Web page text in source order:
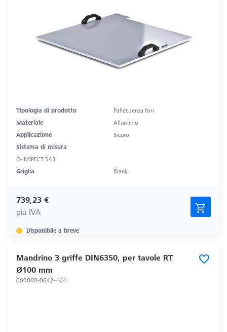
Tipologia di prodotto
Pallet senza fori
Materiale
Alluminio
Applicazione
Sicuro
Sistema di misura
O-INSPECT 543
Griglia
Blank
739,23 €
più IVA
Disponibile a breve
Mandrino 3 griffe DIN6350, per tavole RT
Ø100 mm
000000-0642-404